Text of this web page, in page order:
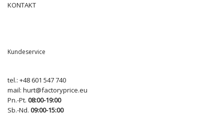
KONTAKT
Kundeservice
tel.: +48 601 547 740
mail: hurt@factoryprice.eu
Pn.-Pt. 08:00-19:00
Sb.-Nd. 09:00-15:00